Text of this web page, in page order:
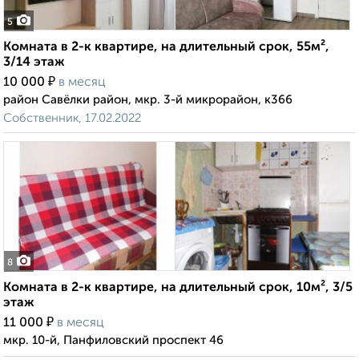
5
Комната в 2-к квартире, на длительный срок, 55м²,
3/14 этаж
10 000 ₽ в месяц
район Савёлки район, мкр. 3-й микрорайон, к366
Собственник, 17.02.2022
8
Комната в 2-к квартире, на длительный срок, 10м², 3/5
этаж
11 000 ₽ в месяц
мкр. 10-й, Панфиловский проспект 46